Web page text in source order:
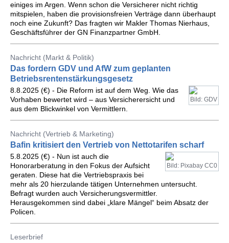
einiges im Argen. Wenn schon die Versicherer nicht richtig
mitspielen, haben die provisionsfreien Verträge dann überhaupt
noch eine Zukunft? Das fragten wir Makler Thomas Nierhaus,
Geschäftsführer der GN Finanzpartner GmbH.
Nachricht (Markt & Politik)
Das fordern GDV und AfW zum geplanten
Betriebsrentenstärkungsgesetz
Bild: GDV
8.8.2025 (€) - Die Reform ist auf dem Weg. Wie das
Vorhaben bewertet wird – aus Versicherersicht und
aus dem Blickwinkel von Vermittlern.
Nachricht (Vertrieb & Marketing)
Bafin kritisiert den Vertrieb von Nettotarifen scharf
Bild: Pixabay CC0
5.8.2025 (€) - Nun ist auch die
Honorarberatung in den Fokus der Aufsicht
geraten. Diese hat die Vertriebspraxis bei
mehr als 20 hierzulande tätigen Unternehmen untersucht.
Befragt wurden auch Versicherungsvermittler.
Herausgekommen sind dabei „klare Mängel“ beim Absatz der
Policen.
Leserbrief